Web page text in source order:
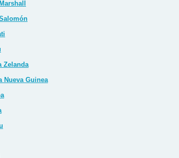
Zelanda
Nueva Guinea